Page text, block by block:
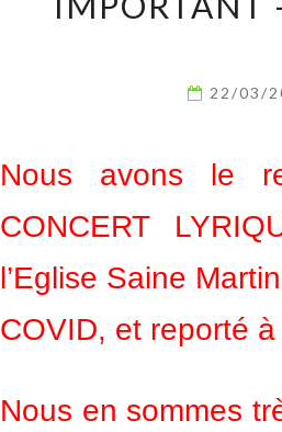
22/03/
Nous avons le
CONCERT
l’Eglise Saine
COVID, et reporté
Nous en sommes